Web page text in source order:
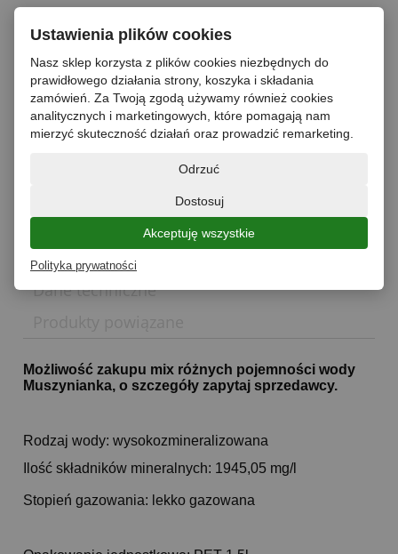
+ Kaucja PET 0,50 zł ×
504
paleta
do koszyka
zapytaj o produkt
Opis
Dane techniczne
Możliwość zakupu mix różnych pojemności wody
Muszynianka, o szczegóły zapytaj sprzedawcy.
Rodzaj wody: wysokozmineralizowana
Ilość składników mineralnych: 1945,05 mg/l
Stopień gazowania: lekko gazowana
Ustawienia plików cookies
Nasz sklep korzysta z plików cookies niezbędnych do
prawidłowego działania strony, koszyka i składania
zamówień. Za Twoją zgodą używamy również cookies
analitycznych i marketingowych, które pomagają nam
mierzyć skuteczność działań oraz prowadzić remarketing.
Odrzuć
Dostosuj
Akceptuję wszystkie
Polityka prywatności